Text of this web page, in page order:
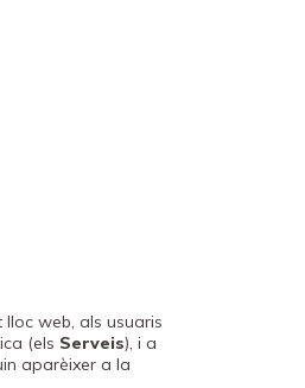
web, als usuaris
(els Serveis), i a
aparèixer a la